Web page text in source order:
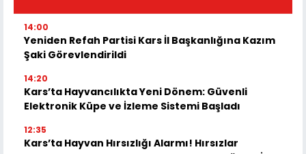
14:00
Yeniden Refah Partisi Kars İl Başkanlığına Kazım
Şaki Görevlendirildi
14:20
Kars’ta Hayvancılıkta Yeni Dönem: Güvenli
Elektronik Küpe ve İzleme Sistemi Başladı
12:35
Kars’ta Hayvan Hırsızlığı Alarmı! Hırsızlar